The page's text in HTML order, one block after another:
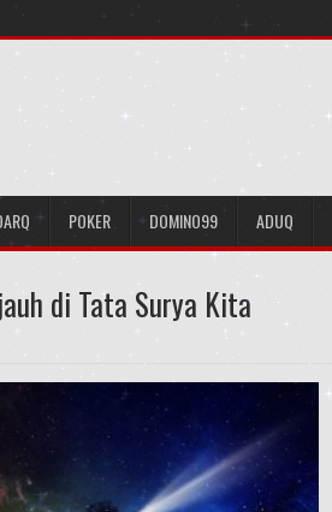
POKER DOMINO99 ADUQ
di Tata Surya Kita